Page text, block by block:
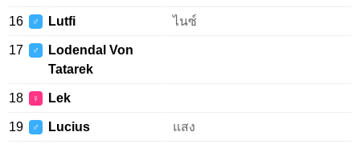
16 ♂ Lutfi ไนซ์
17 ♂
Lodendal Von
Tatarek
18 ♀ Lek
19 ♂ Lucius แสง